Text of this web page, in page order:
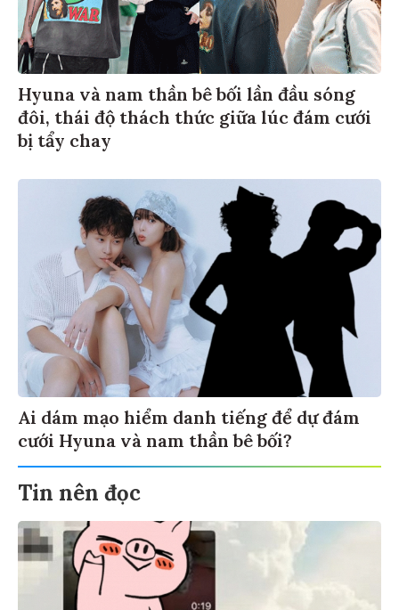
Hyuna và nam thần bê bối lần đầu sóng
đôi, thái độ thách thức giữa lúc đám cưới
bị tẩy chay
Ai dám mạo hiểm danh tiếng để dự đám
cưới Hyuna và nam thần bê bối?
Tin nên đọc